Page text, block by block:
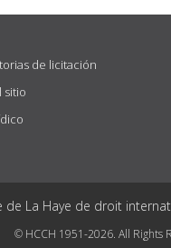
de licitación
sitio
La Haye de droit
© HCCH 1951-2026. All Rights